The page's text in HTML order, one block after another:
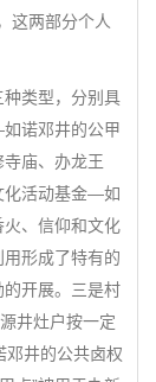
这两部分个人
类型，分别具
诺邓井的公甲
庙、办龙王
化活动基金—如
、信仰和文化
形成了特有的
开展。三是村
井灶户按一定
邓井的公共卤权